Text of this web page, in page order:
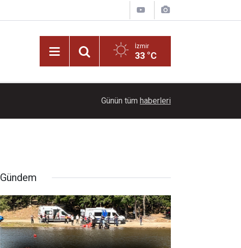
İzmir
33 °C
Günün tüm haberleri
Gündem